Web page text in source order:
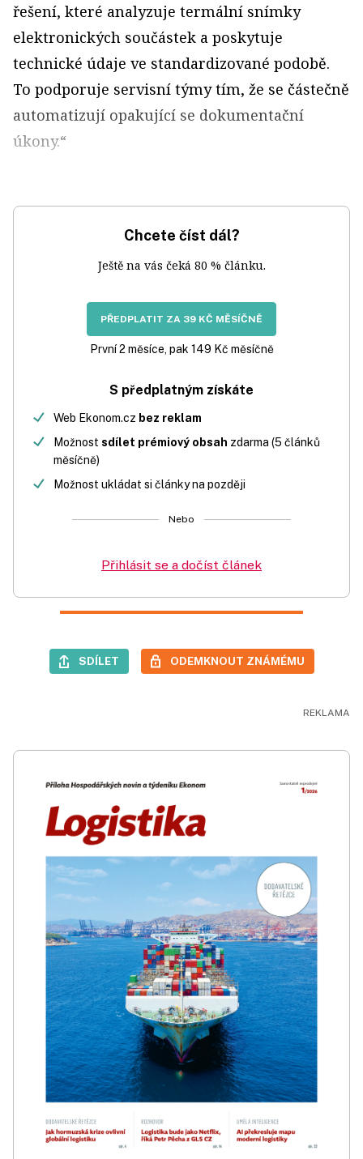
řešení, které analyzuje termální snímky
elektronických součástek a poskytuje
technické údaje ve standardizované podobě.
To podporuje servisní týmy tím, že se částečně
automatizují opakující se dokumentační
úkony.“
Chcete číst dál?
Ještě na vás čeká 80 % článku.
PŘEDPLATIT ZA 39 KČ MĚSÍČNĚ
První 2 měsíce, pak 149 Kč měsíčně
S předplatným získáte
Web Ekonom.cz bez reklam
Možnost sdílet prémiový obsah zdarma (5 článků
měsíčně)
Možnost ukládat si články na později
Nebo
Přihlásit se a dočíst článek
SDÍLET ODEMKNOUT ZNÁMÉMU